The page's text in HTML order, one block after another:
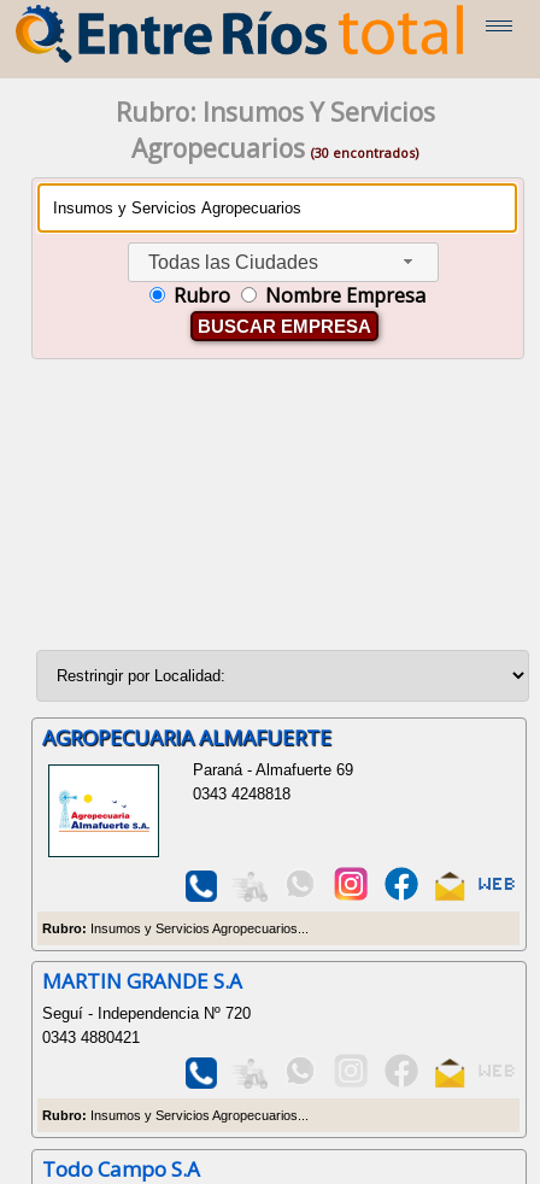
Rubro: Insumos Y Servicios
Agropecuarios(30 encontrados)
Todas las Ciudades
Rubro Nombre Empresa
BUSCAR EMPRESA
AGROPECUARIA ALMAFUERTE
Paraná - Almafuerte 69
0343 4248818
Rubro: Insumos y Servicios Agropecuarios...
MARTIN GRANDE S.A
Seguí - Independencia Nº 720
0343 4880421
Rubro: Insumos y Servicios Agropecuarios...
Todo Campo S.A